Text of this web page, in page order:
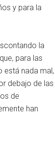
y para la
la
para las
está nada mal,
debajo de las
de
han